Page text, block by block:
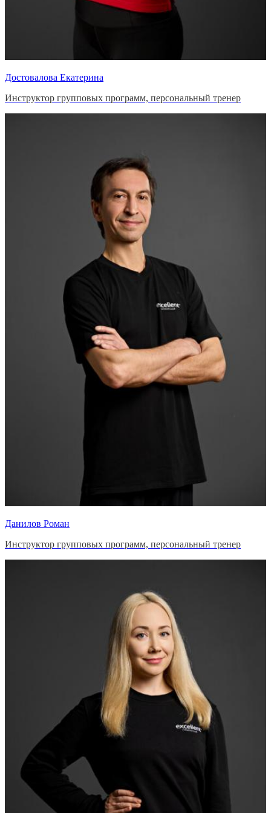
Достовалова Екатерина
Инструктор групповых программ, персональный тренер
Данилов Роман
Инструктор групповых программ, персональный тренер